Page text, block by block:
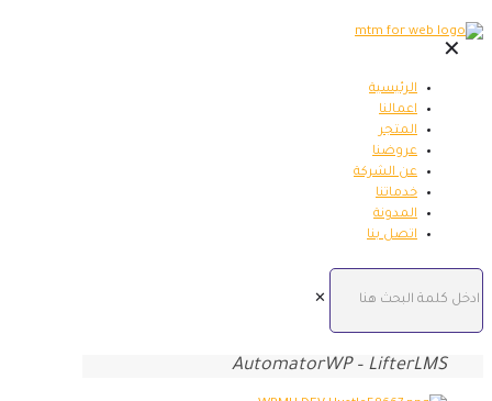
✕
الرئيسية
اعمالنا
المتجر
عروضنا
عن الشركة
خدماتنا
المدونة
اتصل بنا
✕
AutomatorWP – LifterLMS